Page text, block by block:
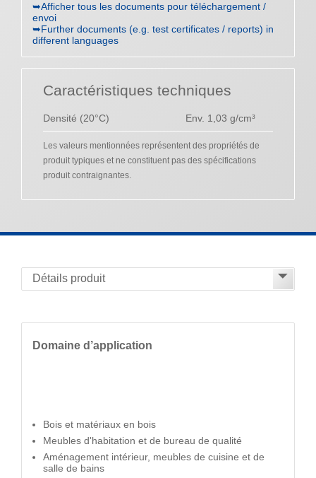
➥Afficher tous les documents pour téléchargement /
envoi
➥Further documents (e.g. test certificates / reports) in
different languages
Caractéristiques techniques
Densité (20°C) Env. 1,03 g/cm³
Les valeurs mentionnées représentent des propriétés de
produit typiques et ne constituent pas des spécifications
produit contraignantes.
Domaine d’application
Bois et matériaux en bois
Meubles d'habitation et de bureau de qualité
Aménagement intérieur, meubles de cuisine et de
salle de bains